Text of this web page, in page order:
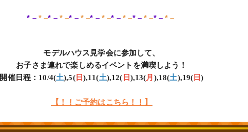
* – * –* – * –* – * –* – * –* –* –* –* –* –* –
モデルハウス見学会に参加して、
お子さま連れで楽しめるイベントを満喫しよう！
開催日程：10/4(土),5(日),11(土),12( 日),13(月 ),18(土),19( 日)
【！！ご予約はこちら！！】